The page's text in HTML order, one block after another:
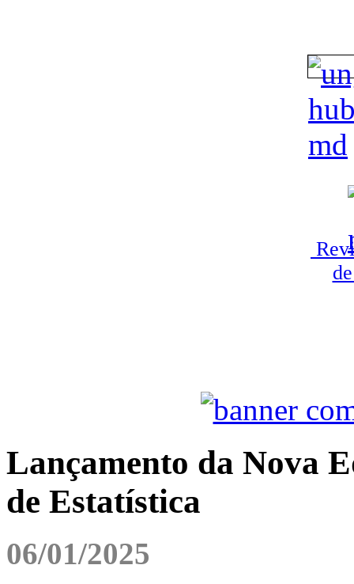
Lançamento da Nova
de Estatística
06/01/2025